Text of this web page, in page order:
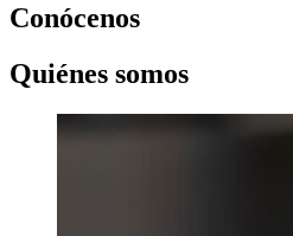
Conócenos
Quiénes somos